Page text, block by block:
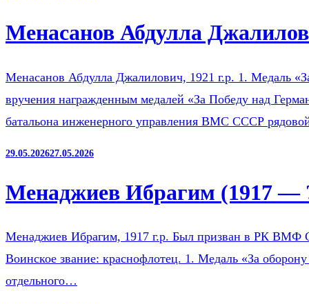
Менасанов Абдулла
Менасанов Абдулла Джалилович, 1921 г.р. 1. Медаль
вручения награжденным медалей «За Победу над
батальона инженерного управления ВМС СССР
29.05.202627.05.2026
Менаджиев Ибрагим (1917 —
Менаджиев Ибрагим, 1917 г.р. Был призван в РК ВМФ
Воинское звание: краснофлотец. 1. Медаль «За
отдельного…